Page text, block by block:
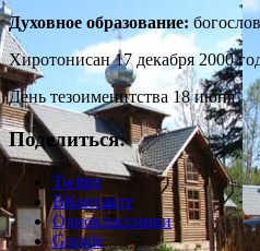
Духовное образование:
Хиротонисан 17 декабря 2000
День тезоименитства 18 июня
Поделиться:
Twitter
ВКонтакте
Одноклассники
Google